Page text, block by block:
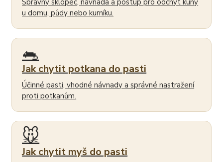
u domu, půdy nebo kurníku.
🐀
Jak chytit potkana do pasti
Účinné pasti, vhodné návnady a správné nastražení
proti potkanům.
🐭
Jak chytit myš do pasti